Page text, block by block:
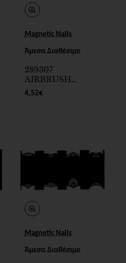
Magnetic Nails
Άμεσα Διαθέσιμο
289307
AIRBRUSH
STENCIL
FRENCH No15
4,52€
Magnetic Nails
Άμεσα Διαθέσιμο